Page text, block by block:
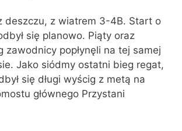
deszczu, z wiatrem 3-4B. Start o
się planowo. Piąty oraz
zawodnicy popłynęli na tej samej
Jako siódmy ostatni bieg regat,
się długi wyścig z metą na
głównego Przystani